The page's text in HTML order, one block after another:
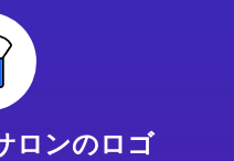
ロンのロゴ